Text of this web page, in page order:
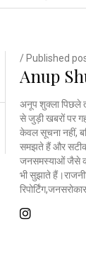
/ Published
Anup
अनूप शुक्ला पिछले
से जुड़ी खबरों पर
केवल सूचना नहीं,
समझते हैं और सटीक
जनसमस्याओं जैसे कई
भी सुझाते